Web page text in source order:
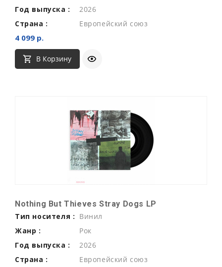
Год выпуска :
2026
Страна :
Европейский союз
4 099 р.
В Корзину
Nothing But Thieves Stray Dogs LP
Тип носителя : Винил
Жанр :
Рок
Год выпуска :
2026
Страна :
Европейский союз